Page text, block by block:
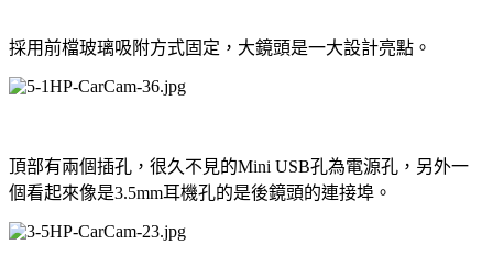
採用前檔玻璃吸附方式固定，大鏡頭是一大設計亮點。
頂部有兩個插孔，很久不見的Mini USB孔為電源孔，另外一
個看起來像是3.5mm耳機孔的是後鏡頭的連接埠。